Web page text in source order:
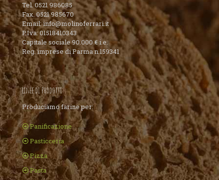
Tel. 0521 986085
Fax. 0521 985670
Email: info@molinoferrari.it
P.Iva: 01518410343
Capitale sociale 90.000 € i.e.
Reg. imprese di Parma n.159341
Linee di Prodotti
Produciamo farine per:
Panificazione
Pasticceria
Pizza
Pasta